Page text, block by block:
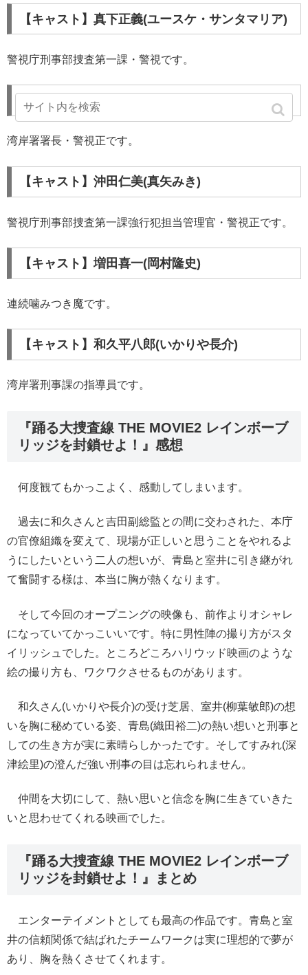
【キャスト】真下正義(ユースケ・サンタマリア)
警視庁刑事部捜査第一課・警視です。
【キャスト】神田署長(北村総一朗)
湾岸署署長・警視正です。
【キャスト】沖田仁美(真矢みき)
警視庁刑事部捜査第一課強行犯担当管理官・警視正です。
【キャスト】増田喜一(岡村隆史)
連続噛みつき魔です。
【キャスト】和久平八郎(いかりや長介)
湾岸署刑事課の指導員です。
『踊る大捜査線 THE MOVIE2 レインボーブ
リッジを封鎖せよ！』感想
何度観てもかっこよく、感動してしまいます。
過去に和久さんと吉田副総監との間に交わされた、本庁
の官僚組織を変えて、現場が正しいと思うことをやれるよ
うにしたいという二人の想いが、青島と室井に引き継がれ
て奮闘する様は、本当に胸が熱くなります。
そして今回のオープニングの映像も、前作よりオシャレ
になっていてかっこいいです。特に男性陣の撮り方がスタ
イリッシュでした。ところどころハリウッド映画のような
絵の撮り方も、ワクワクさせるものがあります。
和久さん(いかりや長介)の受け芝居、室井(柳葉敏郎)の想
いを胸に秘めている姿、青島(織田裕二)の熱い想いと刑事と
しての生き方が実に素晴らしかったです。そしてすみれ(深
津絵里)の澄んだ強い刑事の目は忘れられません。
仲間を大切にして、熱い思いと信念を胸に生きていきた
いと思わせてくれる映画でした。
『踊る大捜査線 THE MOVIE2 レインボーブ
リッジを封鎖せよ！』まとめ
エンターテイメントとしても最高の作品です。青島と室
井の信頼関係で結ばれたチームワークは実に理想的で夢が
あり、胸を熱くさせてくれます。